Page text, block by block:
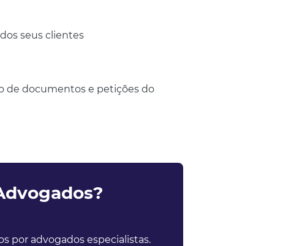
seus clientes
de documentos e petições do
por advogados especialistas.